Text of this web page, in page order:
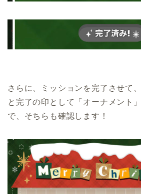
さらに、ミッションを完了させて
と完了の印として「 オーナメント
で、そちらも確認します！